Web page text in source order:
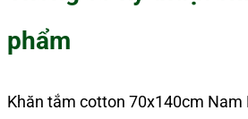
phẩm
Khăn tắm cotton 70x140cm Nam